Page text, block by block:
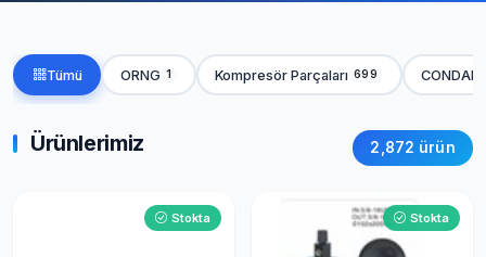
Tümü ORNG 1 Kompresör Parçaları 699
Ürünlerimiz 2,872 ürün
Stokta Stokta